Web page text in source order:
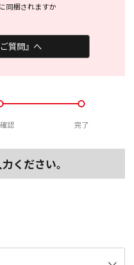
同梱されますか
質問』へ
認 完了
ください。